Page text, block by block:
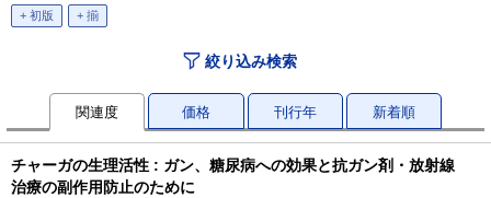
+ 初版 + 揃
絞り込み検索
関連度 価格 刊行年 新着順
チャーガの生理活性 : ガン、糖尿病への効果と抗ガン剤・放射線
治療の副作用防止のために